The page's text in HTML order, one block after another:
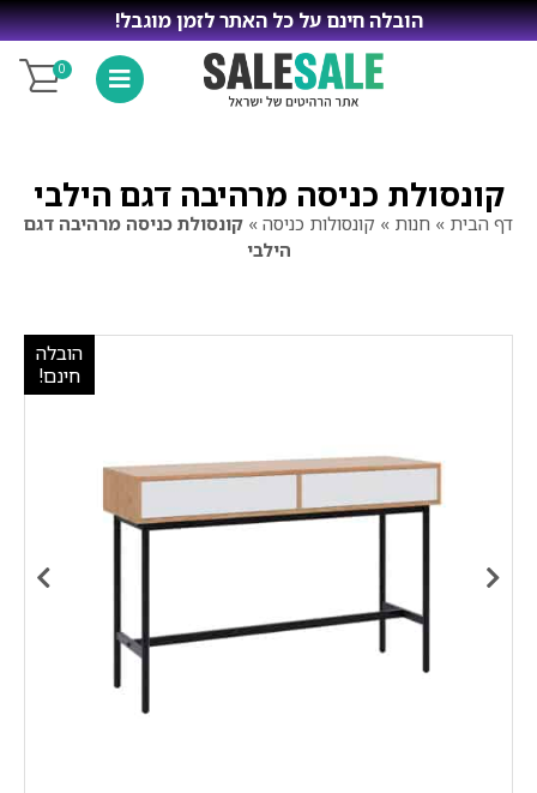
הובלה חינם על כל האתר לזמן מוגבל!
0
קונסולת כניסה מרהיבה דגם הילבי
דף הבית » חנות » קונסולות כניסה » קונסולת כניסה מרהיבה דגם
הילבי
הובלה
חינם!